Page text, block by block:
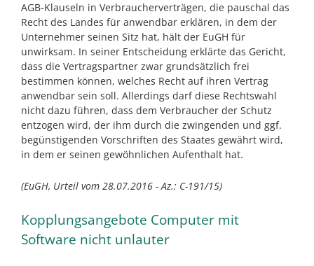
AGB-Klauseln in Verbraucherverträgen, die pauschal das
Recht des Landes für anwendbar erklären, in dem der
Unternehmer seinen Sitz hat, hält der EuGH für
unwirksam. In seiner Entscheidung erklärte das Gericht,
dass die Vertragspartner zwar grundsätzlich frei
bestimmen können, welches Recht auf ihren Vertrag
anwendbar sein soll. Allerdings darf diese Rechtswahl
nicht dazu führen, dass dem Verbraucher der Schutz
entzogen wird, der ihm durch die zwingenden und ggf.
begünstigenden Vorschriften des Staates gewährt wird,
in dem er seinen gewöhnlichen Aufenthalt hat.
(EuGH, Urteil vom 28.07.2016 - Az.: C-191/15)
Kopplungsangebote Computer mit
Software nicht unlauter